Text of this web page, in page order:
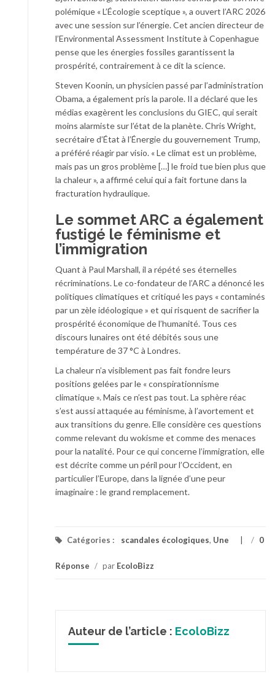
polémique « L’Écologie sceptique », a ouvert l’ARC 2026
avec une session sur l’énergie. Cet ancien directeur de
l’Environmental Assessment Institute à Copenhague
pense que les énergies fossiles garantissent la
prospérité, contrairement à ce dit la science.
Steven Koonin, un physicien passé par l’administration
Obama, a également pris la parole. Il a déclaré que les
médias exagèrent les conclusions du GIEC, qui serait
moins alarmiste sur l’état de la planète. Chris Wright,
secrétaire d’État à l’Énergie du gouvernement Trump,
a préféré réagir par visio. « Le climat est un problème,
mais pas un gros problème […] le froid tue bien plus que
la chaleur », a affirmé celui qui a fait fortune dans la
fracturation hydraulique.
Le sommet ARC a également
fustigé le féminisme et
l’immigration
Quant à Paul Marshall, il a répété ses éternelles
récriminations. Le co-fondateur de l’ARC a dénoncé les
politiques climatiques et critiqué les pays « contaminés
par un zèle idéologique » et qui risquent de sacrifier la
prospérité économique de l’humanité. Tous ces
discours lunaires ont été débités sous une
température de 37 °C à Londres.
La chaleur n’a visiblement pas fait fondre leurs
positions gelées par le « conspirationnisme
climatique ». Mais ce n’est pas tout. La sphère réac
s’est aussi attaquée au féminisme, à l’avortement et
aux transitions du genre. Elle considère ces questions
comme relevant du wokisme et comme des menaces
pour la natalité. Pour ce qui concerne l’immigration, elle
est décrite comme un péril pour l’Occident, en
particulier l’Europe, dans la lignée d’une peur
imaginaire : le grand remplacement.
Catégories : scandales écologiques, Une / 0
Réponse / par EcoloBizz
Auteur de l’article : EcoloBizz